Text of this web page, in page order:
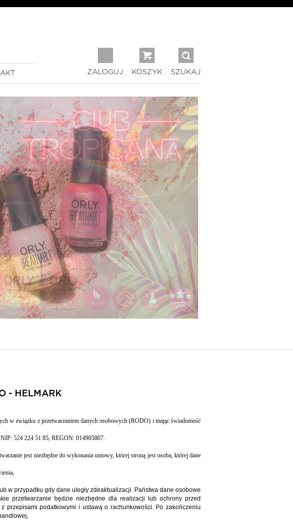
ZALOGUJ KOSZYK SZUKAJ
- HELMARK
w związku z przetwarzaniem danych osobowych (RODO) i mając świadomość
524 224 51 85, REGON: 014905807.
jest niezbędne do wykonania umowy, której stroną jest osoba, której dane
w przypadku gdy dane uległy zdeaktualizacji. Państwa dane osobowe
przetwarzanie będzie niezbędne dla realizacji lub ochrony przed
przepisami podatkowymi i ustawą o rachunkowości. Po zakończeniu